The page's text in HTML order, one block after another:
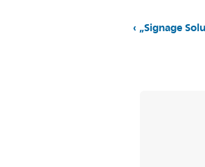
„Signage